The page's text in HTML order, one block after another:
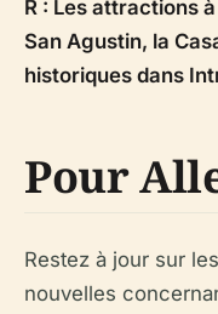
R : Les attractions
San Agustin, la
historiques dans
Pour
Restez à jour sur
nouvelles